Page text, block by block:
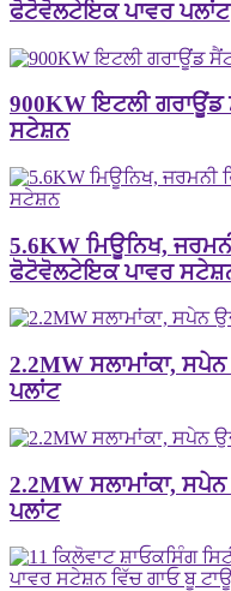
ਫੋਟੋਵੋਲਟੇਇਕ ਪਾਵਰ ਪਲਾਂਟ
900KW ਇਟਲੀ
ਸਟੇਸ਼ਨ
5.6KW ਮਿਊਨਿਖ,
ਫੋਟੋਵੋਲਟੇਇਕ ਪਾਵਰ
2.2MW ਸਲਾਮਾਂਕਾ,
ਪਲਾਂਟ
2.2MW ਸਲਾਮਾਂਕਾ,
ਪਲਾਂਟ